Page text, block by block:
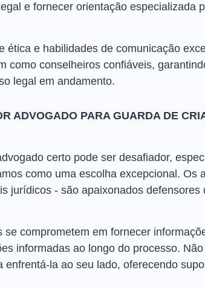
e fornecer orientação especializada
e habilidades de comunicação
como conselheiros confiáveis,
legal em andamento.
ADVOGADO PARA GUARDA DE
certo pode ser desafiador,
como uma escolha excepcional. Os
jurídicos - são apaixonados defensores
comprometem em fornecer
informadas ao longo do processo.
la ao seu lado, oferecendo